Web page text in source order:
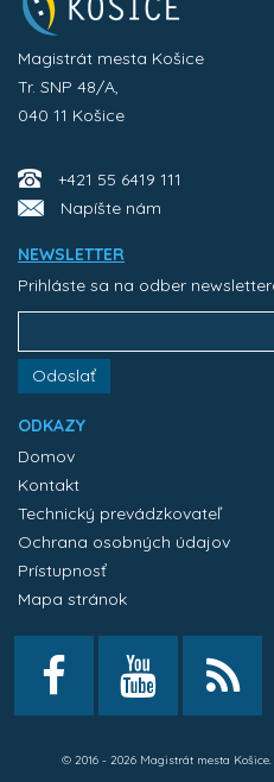
Magistrát mesta Košice
Tr. SNP 48/A,
040 11 Košice
+421 55 6419 111
Napíšte nám
NEWSLETTER
Prihláste sa na odber
Odoslať
ODKAZY
Domov
Kontakt
Technický prevádzkovateľ
Ochrana osobných údajov
Prístupnosť
Mapa stránok
© 2016 - 2026 Magistrát mesta